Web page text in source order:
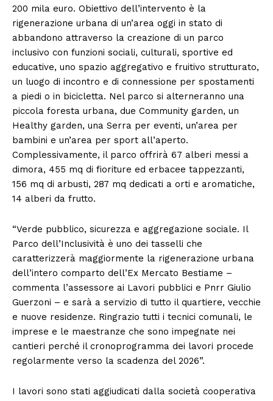
200 mila euro. Obiettivo dell’intervento è la
rigenerazione urbana di un’area oggi in stato di
abbandono attraverso la creazione di un parco
inclusivo con funzioni sociali, culturali, sportive ed
educative, uno spazio aggregativo e fruitivo strutturato,
un luogo di incontro e di connessione per spostamenti
a piedi o in bicicletta. Nel parco si alterneranno una
piccola foresta urbana, due Community garden, un
Healthy garden, una Serra per eventi, un’area per
bambini e un’area per sport all’aperto.
Complessivamente, il parco offrirà 67 alberi messi a
dimora, 455 mq di fioriture ed erbacee tappezzanti,
156 mq di arbusti, 287 mq dedicati a orti e aromatiche,
14 alberi da frutto.
“Verde pubblico, sicurezza e aggregazione sociale. Il
Parco dell’Inclusività è uno dei tasselli che
caratterizzerà maggiormente la rigenerazione urbana
dell’intero comparto dell’Ex Mercato Bestiame –
commenta l’assessore ai Lavori pubblici e Pnrr Giulio
Guerzoni – e sarà a servizio di tutto il quartiere, vecchie
e nuove residenze. Ringrazio tutti i tecnici comunali, le
imprese e le maestranze che sono impegnate nei
cantieri perché il cronoprogramma dei lavori procede
regolarmente verso la scadenza del 2026”.
I lavori sono stati aggiudicati dalla società cooperativa